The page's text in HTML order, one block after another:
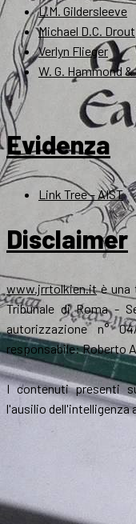
L.M. Gildersleeve
Michael D.C. Drout
Verlyn Flieger
W. G. Hammond &
Evidenza
Link Tree – AIST
Disclaimer
www.jrrtolkien.itè una
Tribunale di Roma -
autorizzazione n°
responsabile: Roberto
I contenuti presenti
l'ausilio dell'intelligenza